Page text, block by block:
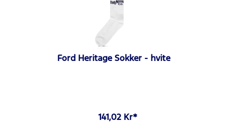
Ford Heritage Sokker - hvite
141,02 Kr*